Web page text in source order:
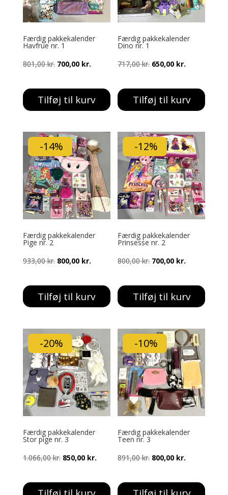
Færdig pakkekalender
Havfrue nr. 1
801,00kr. Den
pris
var:
700,00 kr.Den
pris
er:
Tilføj til kurv
Færdig pakkekalender
Dino nr. 1
717,00kr. Den
pris
var:
650,00 kr.
pris
er:
Tilføj til kurv
-14%
Færdig pakkekalender
Pige nr. 2
933,00kr. Den
pris
var:
800,00 kr.Den
pris
er:
Tilføj til kurv
-12%
Færdig pakkekalender
Prinsesse nr. 2
800,00kr. Den
pris
var:
700,00 kr.
pris
er:
Tilføj til kurv
-20%
Færdig pakkekalender
Stor pige nr. 3
1.066,00kr. Den
pris
850,00 kr.
pris
-10%
Færdig pakkekalender
Teen nr. 3
891,00kr. Den
pris
800,00 kr.
pris